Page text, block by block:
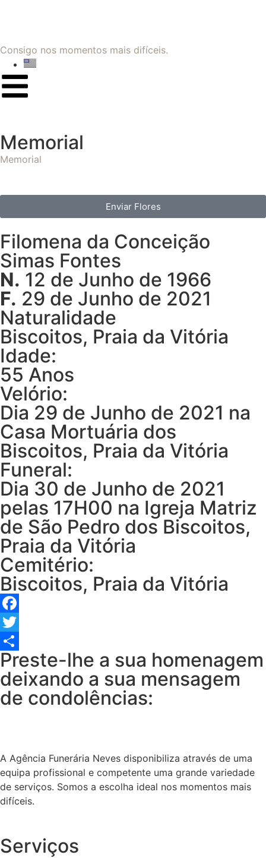
Consigo nos momentos mais difíceis.
Memorial
Memorial
Enviar Flores
Filomena da Conceição
Simas Fontes
N. 12 de Junho de 1966
F. 29 de Junho de 2021
Naturalidade
Biscoitos, Praia da Vitória
Idade:
55 Anos
Velório:
Dia 29 de Junho de 2021 na
Casa Mortuária dos
Biscoitos, Praia da Vitória
Funeral:
Dia 30 de Junho de 2021
pelas 17H00 na Igreja Matriz
de São Pedro dos Biscoitos,
Praia da Vitória
Cemitério:
Biscoitos, Praia da Vitória
Facebook
Twitter
Share
Preste-lhe a sua homenagem
deixando a sua mensagem
de condolências:
A Agência Funerária Neves disponibiliza através de uma
equipa profissional e competente uma grande variedade
de serviços. Somos a escolha ideal nos momentos mais
difíceis.
Serviços